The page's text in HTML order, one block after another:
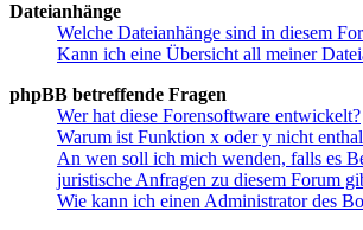
Dateianhänge
Welche Dateianhänge sind in diesem
Kann ich eine Übersicht all meiner
phpBB betreffende Fragen
Wer hat diese Forensoftware entwickelt?
Warum ist Funktion x oder y nicht
An wen soll ich mich wenden, falls es
juristische Anfragen zu diesem Forum
Wie kann ich einen Administrator des